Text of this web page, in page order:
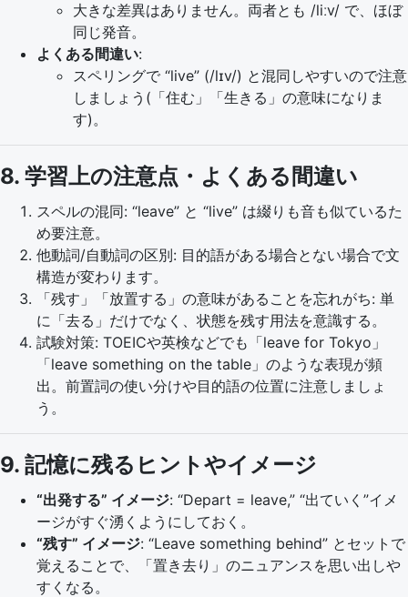
大きな差異はありません。両者とも /liːv/ で、ほぼ
同じ発音。
よくある間違い:
スペリングで “live” (/lɪv/) と混同しやすいので注意
しましょう(「住む」「生きる」の意味になりま
す)。
8. 学習上の注意点・よくある間違い
スペルの混同: “leave” と “live” は綴りも音も似ているた
め要注意。
他動詞/自動詞の区別: 目的語がある場合とない場合で文
構造が変わります。
「残す」「放置する」の意味があることを忘れがち: 単
に「去る」だけでなく、状態を残す用法を意識する。
試験対策: TOEICや英検などでも「leave for Tokyo」
「leave something on the table」のような表現が頻
出。前置詞の使い分けや目的語の位置に注意しましょ
う。
9. 記憶に残るヒントやイメージ
“出発する” イメージ: “Depart = leave,” “出ていく”イメ
ージがすぐ湧くようにしておく。
“残す” イメージ: “Leave something behind” とセットで
覚えることで、「置き去り」のニュアンスを思い出しや
すくなる。